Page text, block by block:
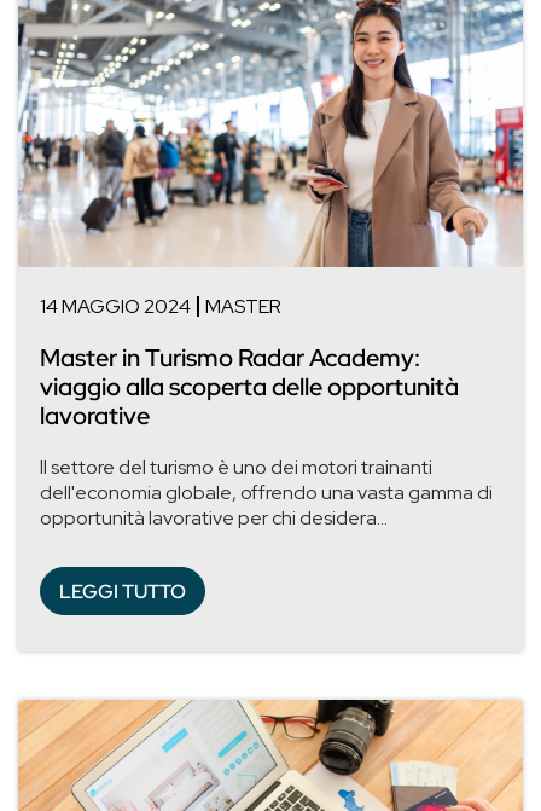
14 MAGGIO 2024 MASTER
Master in Turismo Radar Academy:
viaggio alla scoperta delle opportunità
lavorative
Il settore del turismo è uno dei motori trainanti
dell'economia globale, offrendo una vasta gamma di
opportunità lavorative per chi desidera...
LEGGI TUTTO